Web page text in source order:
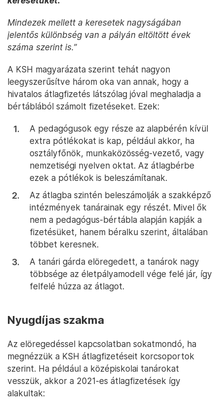
Mindezek mellett a keresetek nagyságában
jelentős különbség van a pályán eltöltött évek
száma szerint is.”
A KSH magyarázata szerint tehát nagyon
leegyszerűsítve három oka van annak, hogy a
hivatalos átlagfizetés látszólag jóval meghaladja a
bértáblából számolt fizetéseket. Ezek:
A pedagógusok egy része az alapbérén kívül
extra pótlékokat is kap, például akkor, ha
osztályfőnök, munkaközösség-vezető, vagy
nemzetiségi nyelven oktat. Az átlagbérbe
ezek a pótlékok is beleszámítanak.
Az átlagba szintén beleszámolják a szakképző
intézmények tanárainak egy részét. Mivel ők
nem a pedagógus-bértábla alapján kapják a
fizetésüket, hanem béralku szerint, általában
többet keresnek.
A tanári gárda elöregedett, a tanárok nagy
többsége az életpályamodell vége felé jár, így
felfelé húzza az átlagot.
Nyugdíjas szakma
Az elöregedéssel kapcsolatban sokatmondó, ha
megnézzük a KSH átlagfizetéseit korcsoportok
szerint. Ha például a középiskolai tanárokat
vesszük, akkor a 2021-es átlagfizetések így
alakultak: